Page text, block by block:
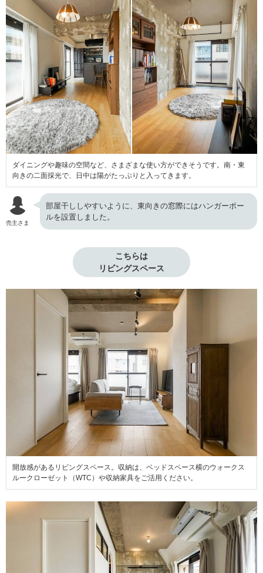
ダイニングや趣味の空間など、さまざまな使い方ができそうです。南・東
向きの二面採光で、日中は陽がたっぷりと入ってきます。
売主さま
部屋干ししやすいように、東向きの窓際にはハンガーポー
ルを設置しました。
こちらは
リビングスペース
開放感があるリビングスペース。収納は、ベッドスペース横のウォークス
ルークローゼット（WTC）や収納家具をご活用ください。